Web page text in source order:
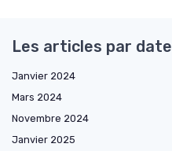
Les articles par date
Janvier 2024
Mars 2024
Novembre 2024
Janvier 2025